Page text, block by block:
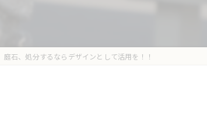
庭石、処分するならデザインとして活用を！！